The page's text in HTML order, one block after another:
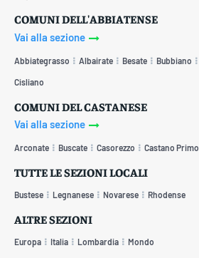
COMUNI DELL'ABBIATENSE
Vai alla sezione
Abbiategrasso Albairate Besate Bubbiano
Cisliano
COMUNI DEL CASTANESE
Vai alla sezione
Arconate Buscate Casorezzo Castano Primo
TUTTE LE SEZIONI LOCALI
Bustese Legnanese Novarese Rhodense
ALTRE SEZIONI
Europa Italia Lombardia Mondo